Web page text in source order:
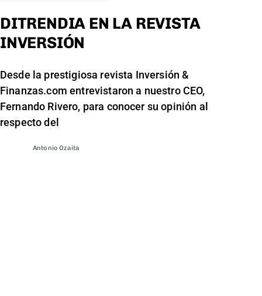
DITRENDIA EN LA REVISTA
INVERSIÓN
Desde la prestigiosa revista Inversión &
Finanzas.com entrevistaron a nuestro CEO,
Fernando Rivero, para conocer su opinión al
respecto del
Antonio Ozaita